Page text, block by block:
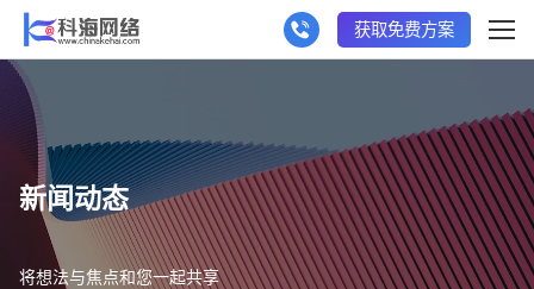
获取免费方案
新闻动态
将想法与焦点和您一起共享